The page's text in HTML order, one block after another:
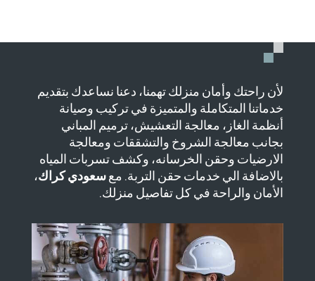
لأن راحتك وأمان منزلك تهمنا، دعنا نساعدك بتقديم
خدماتنا المتكاملة والمتميزة في تركيب وصيانة
أنظمة الغاز، معالجة التعشيش، ترميم المباني
بجانب معالجة الشروخ والتشققات ومعالجة
الارضيات وحقن الخرسانه، وكشف تسربات المياه
بالاضافة الي خدمات حقن التربة. مع سعودي كراك،
الأمان والراحة في كل تفاصيل منزلك.